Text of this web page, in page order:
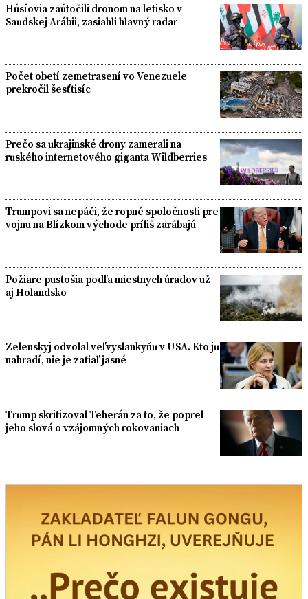
Húsíovia zaútočili dronom na letisko v
Saudskej Arábii, zasiahli hlavný radar
Počet obetí zemetrasení vo Venezuele
prekročil šesťtisíc
Prečo sa ukrajinské drony zamerali na
ruského internetového giganta Wildberries
Trumpovi sa nepáči, že ropné spoločnosti pre
vojnu na Blízkom východe príliš zarábajú
Požiare pustošia podľa miestnych úradov už
aj Holandsko
Zelenskyj odvolal veľvyslankyňu v USA. Kto ju
nahradí, nie je zatiaľ jasné
Trump skritizoval Teherán za to, že poprel
jeho slová o vzájomných rokovaniach